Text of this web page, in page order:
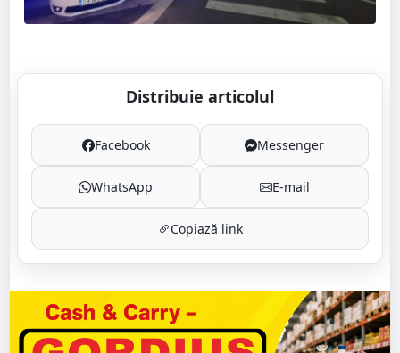
Distribuie articolul
Facebook Messenger
WhatsApp E-mail
Copiază link